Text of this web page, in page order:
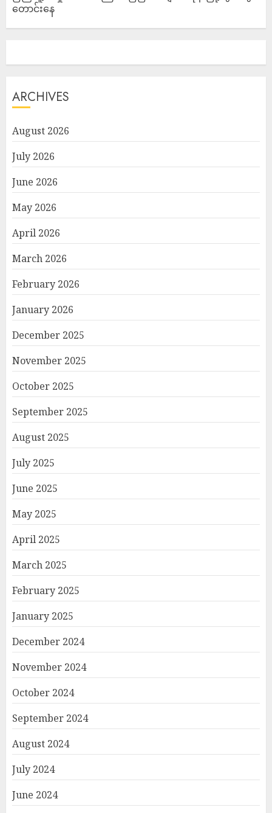
တောင်းနေ
ARCHIVES
August 2026
July 2026
June 2026
May 2026
April 2026
March 2026
February 2026
January 2026
December 2025
November 2025
October 2025
September 2025
August 2025
July 2025
June 2025
May 2025
April 2025
March 2025
February 2025
January 2025
December 2024
November 2024
October 2024
September 2024
August 2024
July 2024
June 2024